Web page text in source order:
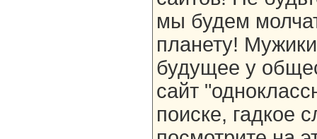
мы будем
планету!
будущее у
сайт
поиске, гадкое